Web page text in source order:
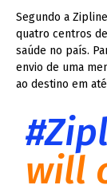
Segundo a
quatro centros
saúde no país.
envio de uma
ao destino em
will